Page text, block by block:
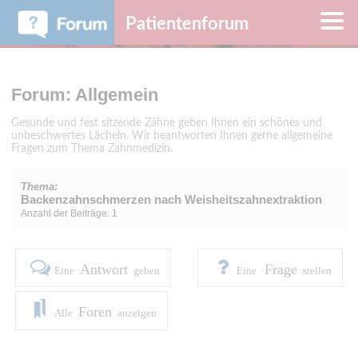
Patientenforum
Forum: Allgemein
Gesunde und fest sitzende Zähne geben Ihnen ein schönes und
unbeschwertes Lächeln. Wir beantworten Ihnen gerne allgemeine
Fragen zum Thema Zahnmedizin.
Thema:
Backenzahnschmerzen nach Weisheitszahnextraktion
Anzahl der Beiträge: 1
Eine Antwort geben Eine Frage stellen
Alle Foren anzeigen